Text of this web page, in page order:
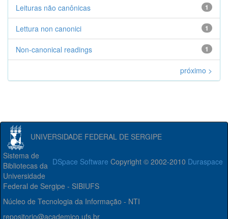
1
Leituras não canônicas
1
Lettura non canonici
1
Non-canonical readings
próximo >
UNIVERSIDADE FEDERAL DE SERGIPE
DSpace Software Copyright © 2002-2010 Duraspace
Sistema de
Bibliotecas da
Universidade
Federal de Sergipe - SIBIUFS
Núcleo de Tecnologia da Informação - NTI
repositorio@academico.ufs.br